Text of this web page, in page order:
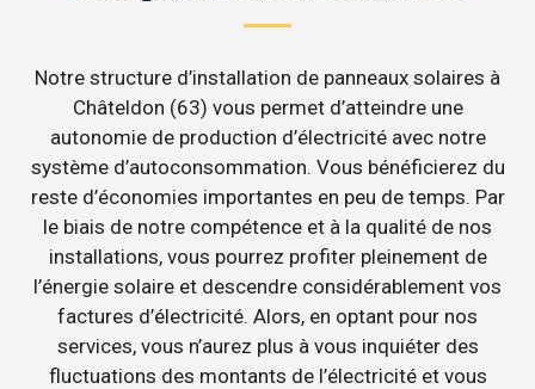
Notre structure d’installation de panneaux solaires à
Châteldon (63) vous permet d’atteindre une
autonomie de production d’électricité avec notre
système d’autoconsommation. Vous bénéficierez du
reste d’économies importantes en peu de temps. Par
le biais de notre compétence et à la qualité de nos
installations, vous pourrez profiter pleinement de
l’énergie solaire et descendre considérablement vos
factures d’électricité. Alors, en optant pour nos
services, vous n’aurez plus à vous inquiéter des
fluctuations des montants de l’électricité et vous